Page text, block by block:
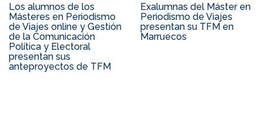
Los alumnos de los
Másteres en Periodismo
de Viajes online y Gestión
de la Comunicación
Política y Electoral
presentan sus
anteproyectos de TFM
Exalumnas del Máster en
Periodismo de Viajes
presentan su TFM en
Marruecos